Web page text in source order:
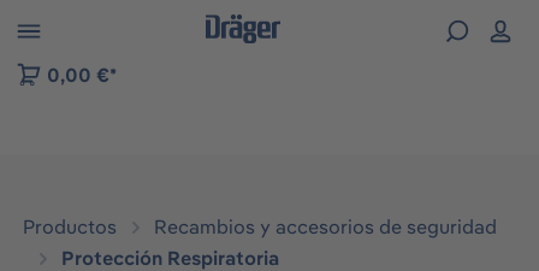
to B2B platform navigation
0,00 €*
Productos
Recambios y accesorios de seguridad
Protección Respiratoria